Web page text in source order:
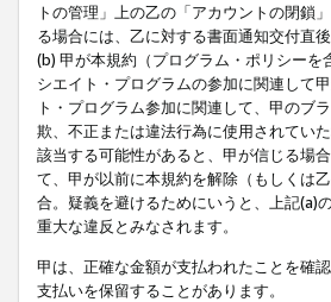
トの管理」上の乙の「アカウントの閉鎖
る場合には、乙に対する書面通知交付直
(b) 甲が本規約（プログラム・ポリシー
シエイト・プログラムの参加に関連して
ト・プログラム参加に関連して、甲のブ
欺、不正または違法行為に使用されてい
該当する可能性があると、甲が信じる場
て、甲が以前に本規約を解除（もしくは
合。疑義を避けるためにいうと、上記(a)
重大な違反とみなされます。
甲は、正確な金額が支払われたことを確
支払いを保留することがあります。